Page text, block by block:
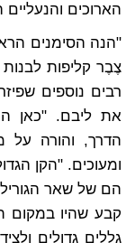
הארוכים והנעליים
"הנה הסימנים
צֶבֶר קליפות
רבים נוספים
את ליבם. "כאן
הדרך, והורה על
ומעוכים. "הקן
הם של שאר
קבע שהיו במקום
גללים גדולים